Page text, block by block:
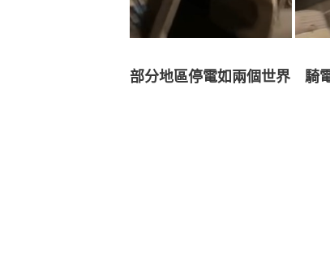
部分地區停電如兩個世界　